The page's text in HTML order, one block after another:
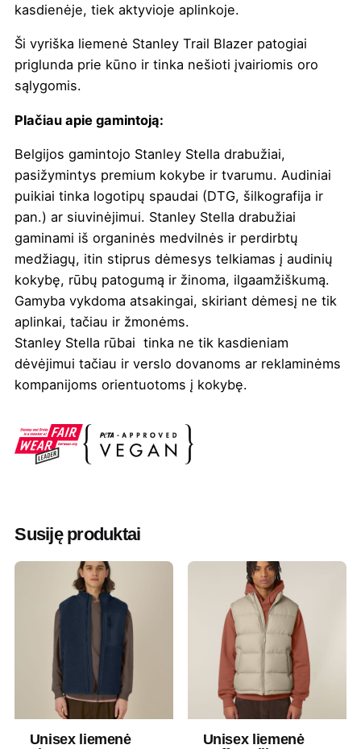
kasdienėje, tiek aktyvioje aplinkoje.
Ši vyriška liemenė Stanley Trail Blazer patogiai
priglunda prie kūno ir tinka nešioti įvairiomis oro
sąlygomis.
Plačiau apie gamintoją:
Belgijos gamintojo Stanley Stella drabužiai,
pasižymintys premium kokybe ir tvarumu. Audiniai
puikiai tinka logotipų spaudai (DTG, šilkografija ir
pan.) ar siuvinėjimui. Stanley Stella drabužiai
gaminami iš organinės medvilnės ir perdirbtų
medžiagų, itin stiprus dėmesys telkiamas į audinių
kokybę, rūbų patogumą ir žinoma, ilgaamžiškumą.
Gamyba vykdoma atsakingai, skiriant dėmesį ne tik
aplinkai, tačiau ir žmonėms.
Stanley Stella rūbai tinka ne tik kasdieniam
dėvėjimui tačiau ir verslo dovanoms ar reklaminėms
kompanijoms orientuotoms į kokybę.
Spalva French mėlyna,
Tamsiai pilka
Džiovinimas Draudžiama džiovinti džiovyklėje
Lyginimas Negalima
Skalbimas
30°Wash similar colours together. No
ironing. Close all snaps before
washing. Line dry.
3XL, 4XL, 5XL, L, M, S, XL, XXL
Medžiaga Perdirbtas poliesteris ir elastanas
Susiję produktai
Unisex liemenė
Unisex liemenė